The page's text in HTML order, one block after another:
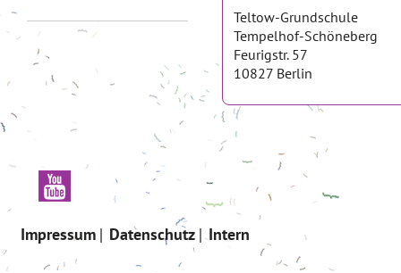
Teltow-Grundschule
Tempelhof-Schöneberg
Feurigstr. 57
10827 Berlin
Impressum Datenschutz Intern